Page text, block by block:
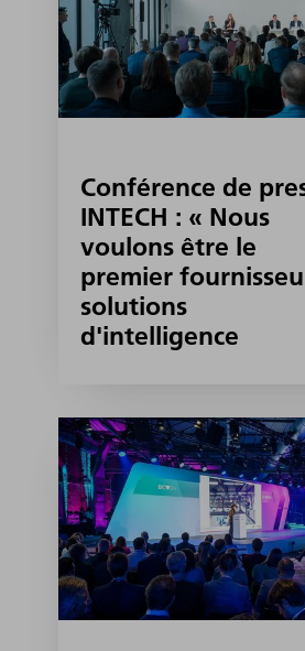
Conférence de
INTECH : « Nous
voulons être le
premier
solutions
d'intelligence